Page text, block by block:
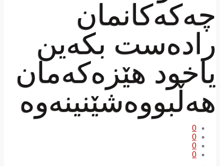
چەکەکانمان
رادەست بکەین
یاخود هێزەکەمان
هەڵبووەشێنینەوە
0
0
0
0